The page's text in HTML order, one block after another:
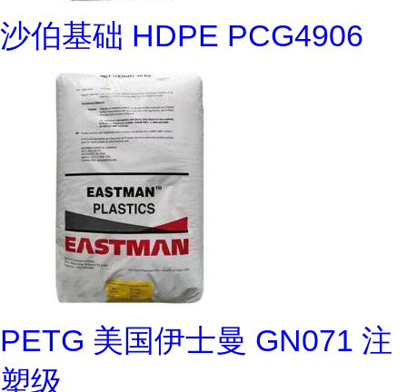
沙伯基础 HDPE PCG4906
PETG 美国伊士曼 GN071 注
塑级